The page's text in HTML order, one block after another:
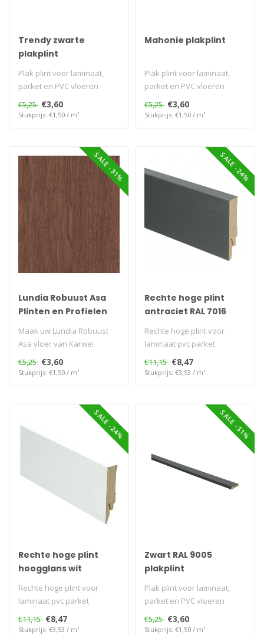
Trendy zwarte
plakplint
Plak plint voor laminaat,
parket en PVC vloeren
€5,25 €3,60
Stukprijs: €1,50 / m¹
Mahonie plakplint
Plak plint voor laminaat,
parket en PVC vloeren
€5,25 €3,60
Stukprijs: €1,50 / m¹
SALE -31%
Lundia Robuust Asa
Plinten en Profielen
Maak uw Lundia Robuust
Asa vloer van Karwei
perfect af met bijpassende
platte e..
€5,25 €3,60
Stukprijs: €1,50 / m¹
SALE -24%
Rechte hoge plint
antraciet RAL 7016
Rechte hoge plint voor
laminaat pvc parket
€11,15 €8,47
Stukprijs: €3,53 / m¹
SALE -24%
Rechte hoge plint
hoogglans wit
Rechte hoge plint voor
laminaat pvc parket
€11,15 €8,47
Stukprijs: €3,53 / m¹
SALE -31%
Zwart RAL 9005
plakplint
Plak plint voor laminaat,
parket en PVC vloeren
€5,25 €3,60
Stukprijs: €1,50 / m¹